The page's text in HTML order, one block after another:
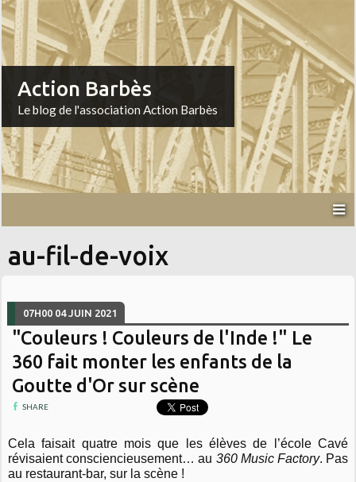
Action Barbès
Le blog de l'association Action Barbès
au-fil-de-voix
07H00 04 JUIN 2021
"Couleurs ! Couleurs de l'Inde !" Le
360 fait monter les enfants de la
Goutte d'Or sur scène
SHARE
Cela faisait quatre mois que les élèves de l’école Cavé
révisaient consciencieusement… au 360 Music Factory. Pas
au restaurant-bar, sur la scène !